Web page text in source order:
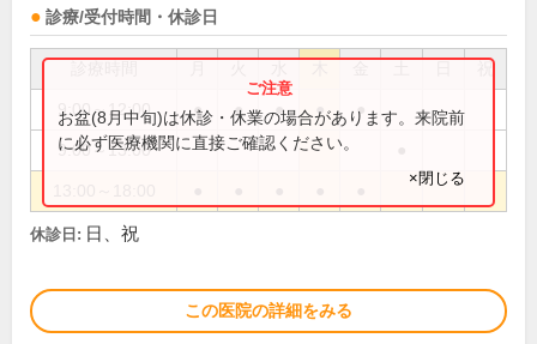
診療/受付時間・休診日
祝
9:00～12:00 ● ● ● ● ●
9:00～13:00
お盆(8月中旬)は休診・休業の場合があります。来院前
に必ず医療機関に直接ご確認ください。
×閉じる
休診日: 日、祝
この医院の詳細をみる